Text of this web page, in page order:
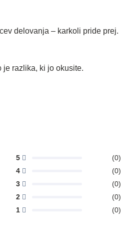
delovanja – karkoli pride prej.
je razlika, ki jo okusite.
1 (0)
2 (0)
3 (0)
4 (0)
5 (0)